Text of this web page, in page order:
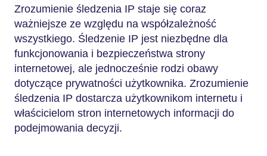
Zrozumienie śledzenia IP staje się coraz
ważniejsze ze względu na współzależność
wszystkiego. Śledzenie IP jest niezbędne dla
funkcjonowania i bezpieczeństwa strony
internetowej, ale jednocześnie rodzi obawy
dotyczące prywatności użytkownika. Zrozumienie
śledzenia IP dostarcza użytkownikom internetu i
właścicielom stron internetowych informacji do
podejmowania decyzji.